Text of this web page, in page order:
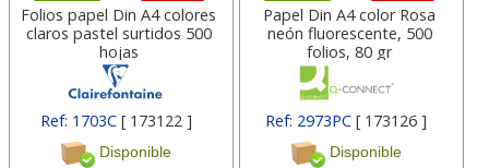
Folios papel Din A4 colores
claros pastel surtidos 500
hojas
Ref: 1703C [ 173122 ]
Disponible
Papel Din A4 color Rosa
neón fluorescente, 500
folios, 80 gr
Ref: 2973PC[ 173126 ]
Disponible